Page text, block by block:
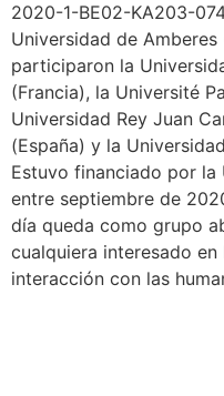
2020-1-BE02-KA203-
Universidad de
participaron la
(Francia), la Université
Universidad Rey Juan
(España) y la
Estuvo financiado por la
entre septiembre de
día queda como grupo
cualquiera interesado
interacción con las